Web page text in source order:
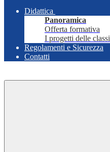
Didattica
Panoramica
Offerta formativa
I progetti delle classi
Regolamenti e Sicurezza
Contatti